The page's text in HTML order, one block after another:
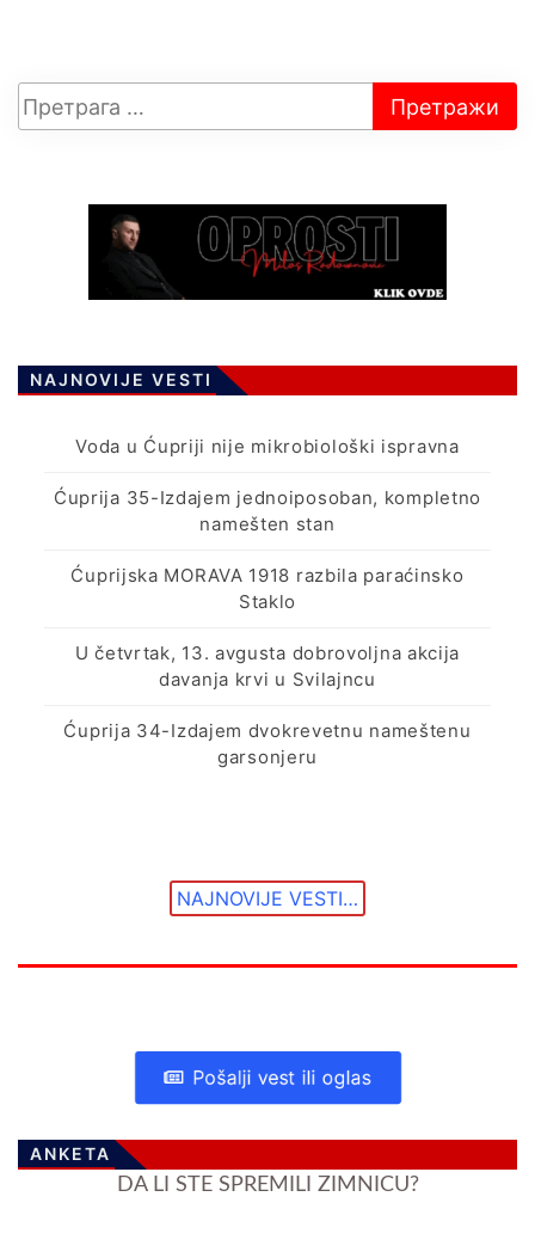
NAJNOVIJE VESTI
Voda u Ćupriji nije mikrobiološki ispravna
Ćuprija 35-Izdajem jednoiposoban, kompletno
namešten stan
Ćuprijska MORAVA 1918 razbila paraćinsko
Staklo
U četvrtak, 13. avgusta dobrovoljna akcija
davanja krvi u Svilajncu
Ćuprija 34-Izdajem dvokrevetnu nameštenu
garsonjeru
NAJNOVIJE VESTI…
Pošalji vest ili oglas
ANKETA
DA LI STE SPREMILI ZIMNICU?